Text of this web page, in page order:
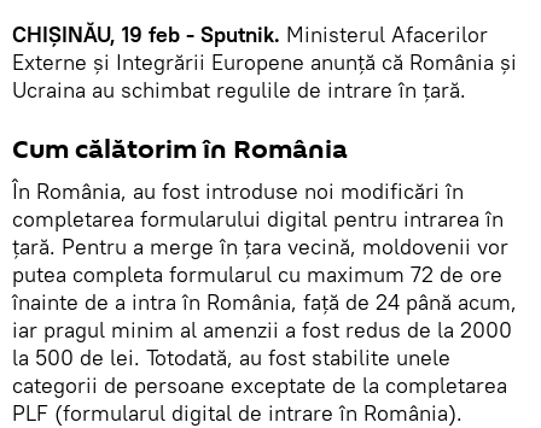
CHIȘINĂU, 19 feb - Sputnik. Ministerul Afacerilor
Externe și Integrării Europene anunță că România și
Ucraina au schimbat regulile de intrare în țară.
Cum călătorim în România
În România, au fost introduse noi modificări în
completarea formularului digital pentru intrarea în
țară. Pentru a merge în țara vecină, moldovenii vor
putea completa formularul cu maximum 72 de ore
înainte de a intra în România, față de 24 până acum,
iar pragul minim al amenzii a fost redus de la 2000
la 500 de lei. Totodată, au fost stabilite unele
categorii de persoane exceptate de la completarea
PLF (formularul digital de intrare în România).